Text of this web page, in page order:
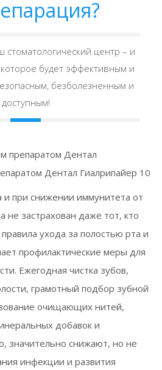
центр – и
будет эффективным и
безболезненным и
доступным!
препаратом Дентал
Дентал Гиалрипайер 10
при снижении иммунитета от
не застрахован даже тот, кто
ухода за полостью рта и
профилактические меры для
Ежегодная чистка зубов,
грамотный подбор зубной
очищающих нитей,
добавок и
значительно снижают, но не
инфекции и развития